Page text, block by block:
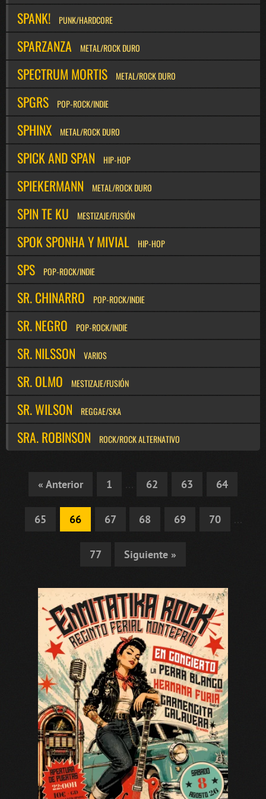
SPANK! PUNK/HARDCORE
SPARZANZA METAL/ROCK DURO
SPECTRUM MORTIS METAL/ROCK DURO
SPGRS POP-ROCK/INDIE
SPHINX METAL/ROCK DURO
SPICK AND SPAN HIP-HOP
SPIEKERMANN METAL/ROCK DURO
SPIN TE KU MESTIZAJE/FUSIÓN
SPOK SPONHA Y MIVIAL HIP-HOP
SPS POP-ROCK/INDIE
SR. CHINARRO POP-ROCK/INDIE
SR. NEGRO POP-ROCK/INDIE
SR. NILSSON VARIOS
SR. OLMO MESTIZAJE/FUSIÓN
SR. WILSON REGGAE/SKA
SRA. ROBINSON ROCK/ROCK ALTERNATIVO
« Anterior 1 ... 62 63 64
65 66 67 68 69 70 ...
77 Siguiente »